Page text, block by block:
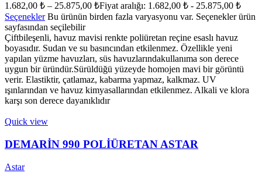
1.682,00 ₺ – 25.875,00 ₺Fiyat aralığı: 1.682,00 ₺ - 25.875,00 ₺
Seçenekler Bu ürünün birden fazla varyasyonu var. Seçenekler ürün
sayfasından seçilebilir
Çiftbileşenli, havuz mavisi renkte poliüretan reçine esaslı havuz
boyasıdır. Sudan ve su basıncından etkilenmez. Özellikle yeni
yapılan yüzme havuzları, süs havuzlarındakullanıma son derece
uygun bir üründür.Sürüldüğü yüzeyde homojen mavi bir görüntü
verir. Elastiktir, çatlamaz, kabarma yapmaz, kalkmaz. UV
ışınlarından ve havuz kimyasallarından etkilenmez. Alkali ve klora
karşı son derece dayanıklıdır
Quick view
DEMARİN 990 POLİÜRETAN ASTAR
Astar